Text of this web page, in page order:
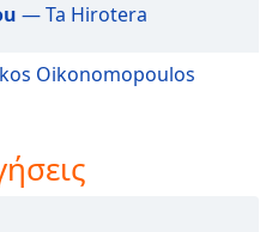
— Ta Hirotera
Oikonomopoulos